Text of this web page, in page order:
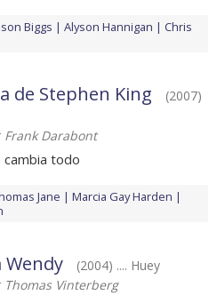
Biggs Alyson Hannigan
Chris
de Stephen King
(2007)
Frank Darabont
cambia todo
Jane
Marcia Gay Harden
Wendy
(2004) .... Huey
Thomas Vinterberg